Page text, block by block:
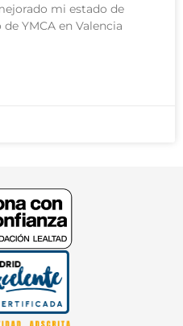
mi estado de
YMCA en Valencia